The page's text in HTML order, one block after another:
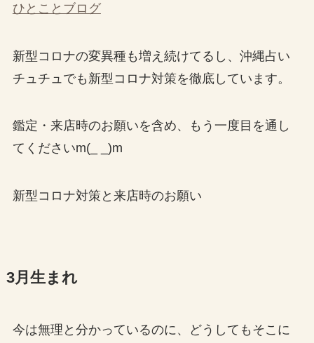
ひとことブログ
新型コロナの変異種も増え続けてるし、沖縄占い
チュチュでも新型コロナ対策を徹底しています。
鑑定・来店時のお願いを含め、もう一度目を通し
てくださいm(_ _)m
新型コロナ対策と来店時のお願い
3月生まれ
今は無理と分かっているのに、どうしてもそこに